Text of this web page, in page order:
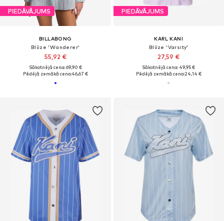
PIEDĀVĀJUMS
BILLABONG
Blūze 'Wanderer'
55,92 €
Sākotnējā cena: 69,90 €
Pēdējā zemākā cena:46,67 €
PIEDĀVĀJUMS
KARL KANI
Blūze 'Varsity'
27,59 €
Sākotnējā cena: 49,95 €
Pēdējā zemākā cena:24,14 €